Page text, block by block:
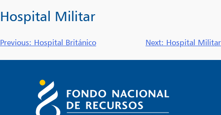
Hospital Militar
Navegación
de
entradas
Previous: Hospital Británico Next: Hospital Militar